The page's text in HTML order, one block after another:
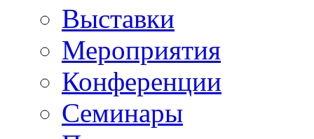
Выставки
Мероприятия
Конференции
Семинары